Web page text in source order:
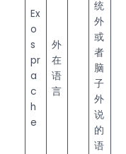
Ex
o
s
pr
a
c
h
e
外
在
语
言
统
外
或
者
脑
子
外
说
的
语